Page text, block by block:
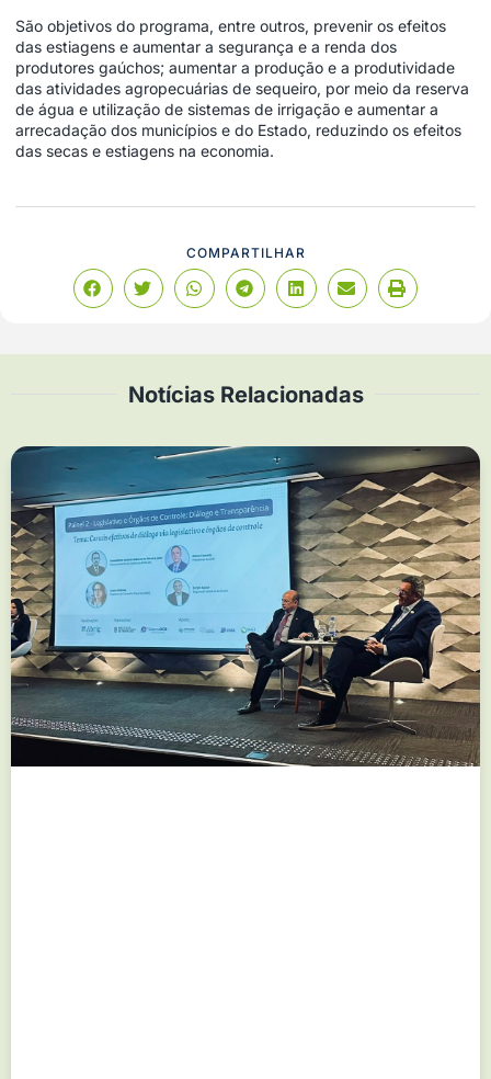
São objetivos do programa, entre outros, prevenir os efeitos
das estiagens e aumentar a segurança e a renda dos
produtores gaúchos; aumentar a produção e a produtividade
das atividades agropecuárias de sequeiro, por meio da reserva
de água e utilização de sistemas de irrigação e aumentar a
arrecadação dos municípios e do Estado, reduzindo os efeitos
das secas e estiagens na economia.
COMPARTILHAR
Notícias Relacionadas